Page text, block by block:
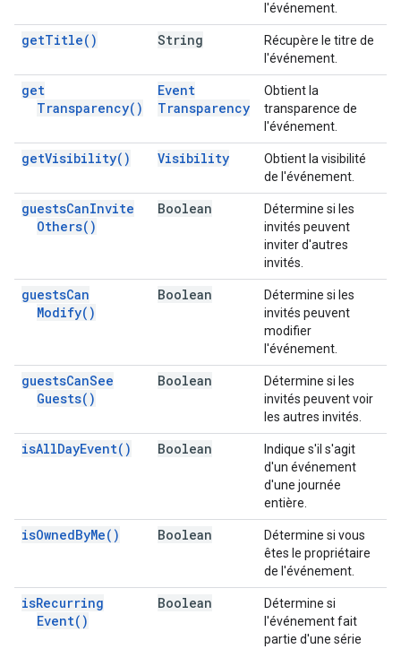
l'événement.
getTitle( ) String
Récupère le titre de
l'événement.
get
Transparency( )
Event
Transparency
Obtient la
transparence de
l'événement.
getVisibility( ) Visibility
Obtient la visibilité
de l'événement.
guestsCanInvite
Others( )
Boolean
Détermine si les
invités peuvent
inviter d'autres
invités.
guestsCan
Modify( )
Boolean
Détermine si les
invités peuvent
modifier
l'événement.
guestsCanSee
Guests( )
Boolean
Détermine si les
invités peuvent voir
les autres invités.
isAllDayEvent( ) Boolean
Indique s'il s'agit
d'un événement
d'une journée
entière.
isOwnedByMe( ) Boolean
Détermine si vous
êtes le propriétaire
de l'événement.
isRecurring
Event( )
Boolean
Détermine si
l'événement fait
partie d'une série